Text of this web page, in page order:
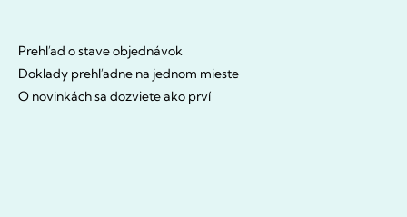
Prehľad o stave objednávok
Doklady prehľadne na jednom mieste
O novinkách sa dozviete ako prví